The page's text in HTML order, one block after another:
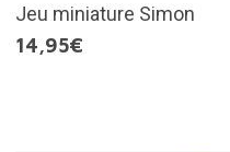
Jeu miniature Simon
14,95€